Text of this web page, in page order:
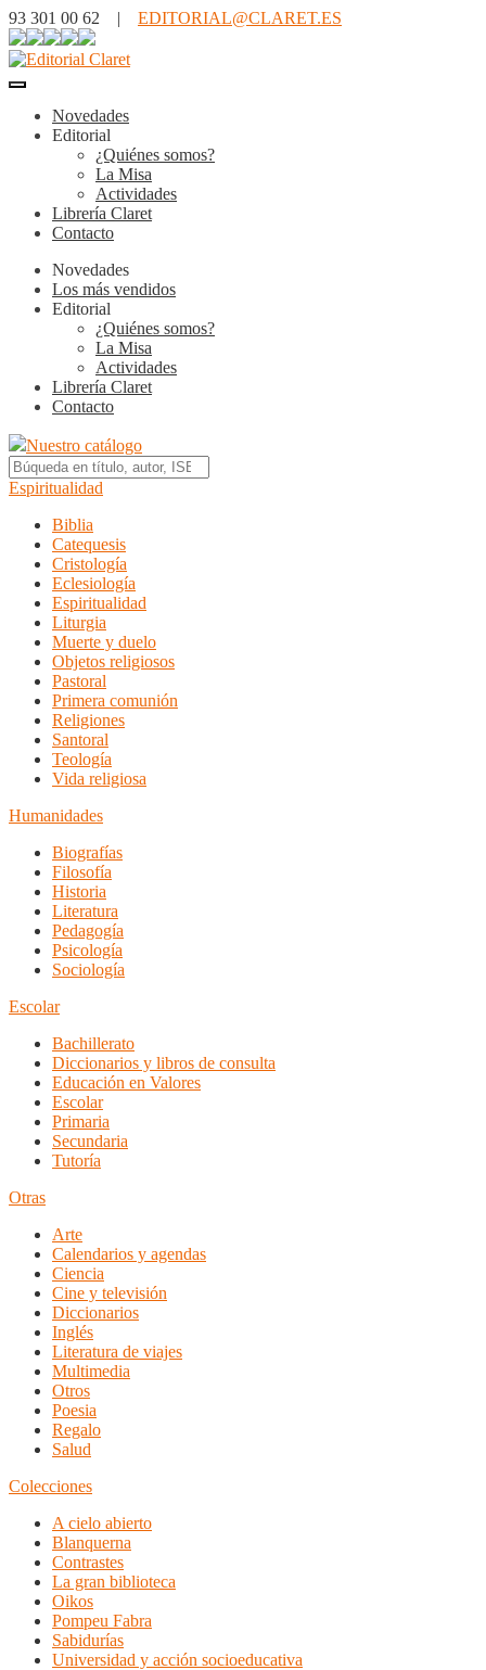
93 301 00 62 | EDITORIAL@CLARET.ES
Novedades
Editorial
¿Quiénes somos?
La Misa
Actividades
Librería Claret
Contacto
Novedades
Los más vendidos
Editorial
¿Quiénes somos?
La Misa
Actividades
Librería Claret
Contacto
Nuestro catálogo
Espiritualidad
Biblia
Catequesis
Cristología
Eclesiología
Espiritualidad
Liturgia
Muerte y duelo
Objetos religiosos
Pastoral
Primera comunión
Religiones
Santoral
Teología
Vida religiosa
Humanidades
Biografías
Filosofía
Historia
Literatura
Pedagogía
Psicología
Sociología
Escolar
Bachillerato
Diccionarios y libros de consulta
Educación en Valores
Escolar
Primaria
Secundaria
Tutoría
Otras
Arte
Calendarios y agendas
Ciencia
Cine y televisión
Diccionarios
Inglés
Literatura de viajes
Multimedia
Otros
Poesia
Regalo
Salud
Colecciones
A cielo abierto
Blanquerna
Contrastes
La gran biblioteca
Oikos
Pompeu Fabra
Sabidurías
Universidad y acción socioeducativa